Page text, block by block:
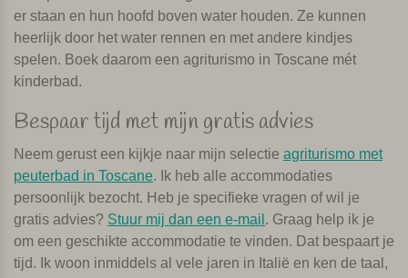
er staan en hun hoofd boven water houden. Ze kunnen
heerlijk door het water rennen en met andere kindjes
spelen. Boek daarom een agriturismo in Toscane mét
kinderbad.
Bespaar tijd met mijn gratis advies
Neem gerust een kijkje naar mijn selectie agriturismo met
peuterbad in Toscane. Ik heb alle accommodaties
persoonlijk bezocht. Heb je specifieke vragen of wil je
gratis advies? Stuur mij dan een e-mail . Graag help ik je
om een geschikte accommodatie te vinden. Dat bespaart je
tijd. Ik woon inmiddels al vele jaren in Italië en ken de taal,